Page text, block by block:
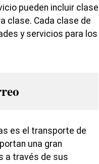
pueden incluir clase
clase. Cada clase de
y servicios para los
es el transporte de
una gran
a través de sus